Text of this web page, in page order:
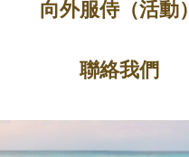
向外服侍（活動）
聯絡我們